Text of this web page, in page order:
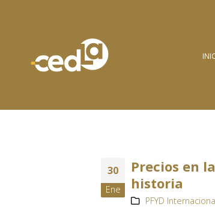
30
Ene
Precios en
historia
PFYD